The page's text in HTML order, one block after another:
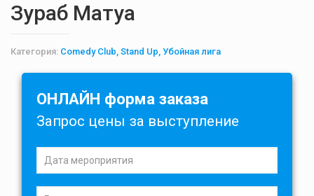
Зураб Матуа
Категория: Comedy Club, Stand Up, Убойная лига
ОНЛАЙН форма заказа
Запрос цены за выступление